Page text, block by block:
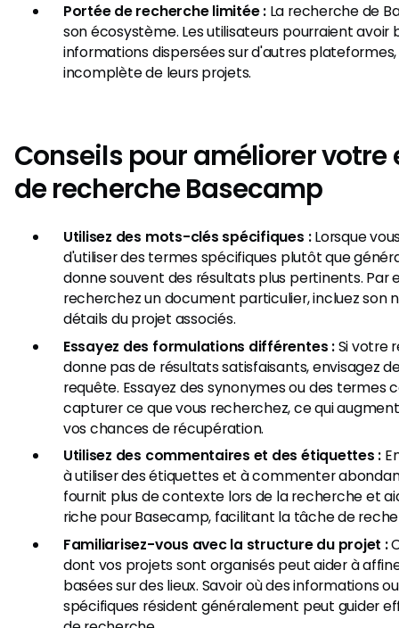
Portée de recherche limitée :La recherche de
son écosystème. Les utilisateurs pourraient avoir
informations dispersées sur d'autres
incomplète de leurs projets.
Conseils pour améliorer votre
de recherche Basecamp
Utilisez des mots-clés spécifiques :Lorsque
d'utiliser des termes spécifiques plutôt que
donne souvent des résultats plus pertinents. Par
recherchez un document particulier, incluez son
détails du projet associés.
Essayez des formulations différentes :Si votre
donne pas de résultats satisfaisants, envisagez
requête. Essayez des synonymes ou des termes
capturer ce que vous recherchez, ce qui
vos chances de récupération.
Utilisez des commentaires et des étiquettes :
à utiliser des étiquettes et à commenter
fournit plus de contexte lors de la recherche et
riche pour Basecamp, facilitant la tâche de
Familiarisez-vous avec la structure du projet :
dont vos projets sont organisés peut aider à
basées sur des lieux. Savoir où des informations
spécifiques résident généralement peut guider